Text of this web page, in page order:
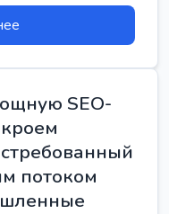
SEO-
потоком